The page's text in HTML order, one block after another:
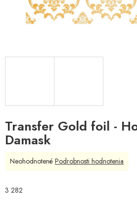
Transfer Gold foil -
Damask
3 282
Priemerné
je
Neohodnotené Podrobnosti hodnotenia